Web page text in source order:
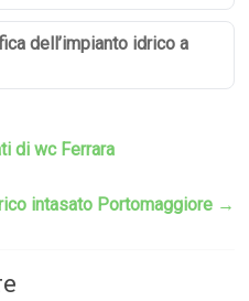
dell’impianto idrico a
di wc Ferrara
intasato Portomaggiore →